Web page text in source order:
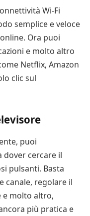
Wi-Fi
semplice e veloce
Ora puoi
e molto altro
Netflix, Amazon
clic sul
puoi
dover cercare il
pulsanti. Basta
canale, regolare il
e molto altro,
più pratica e